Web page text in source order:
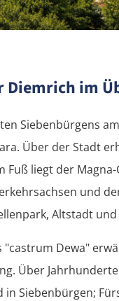
Diemrich im
Siebenbürgens
Über der Stadt
liegt der
und
Altstadt
"castrum Dewa"
Über
Siebenbürgen;